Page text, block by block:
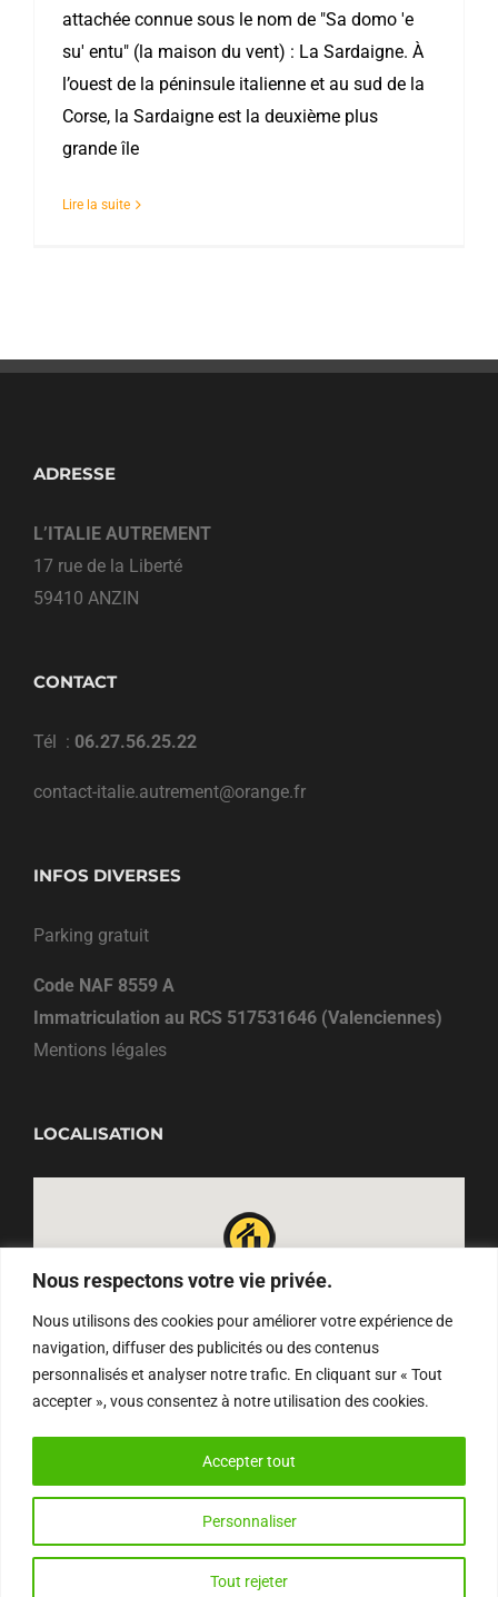
Nous respectons votre vie privée.
Nous utilisons des cookies pour améliorer votre expérience de
navigation, diffuser des publicités ou des contenus
personnalisés et analyser notre trafic. En cliquant sur « Tout
accepter », vous consentez à notre utilisation des cookies.
Personnaliser
Tout rejeter
Accepter tout
attachée connue sous le nom de "Sa domo 'e
su' entu" (la maison du vent) : La Sardaigne. À
l’ouest de la péninsule italienne et au sud de la
Corse, la Sardaigne est la deuxième plus
grande île
Lire la suite
ADRESSE
L’ITALIE AUTREMENT
17 rue de la Liberté
59410 ANZIN
CONTACT
Tél : 06.27.56.25.22
contact-italie.autrement@orange.fr
INFOS DIVERSES
Parking gratuit
Code NAF 8559 A
Immatriculation au RCS 517531646 (Valenciennes)
Mentions légales
LOCALISATION
EmailInstagramFacebook